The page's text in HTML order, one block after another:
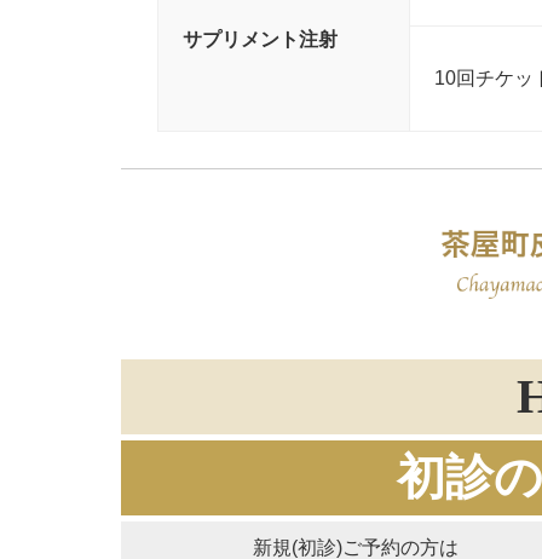
サプリメント注射
10回チケッ
初診
新規(初診)ご予約の方は